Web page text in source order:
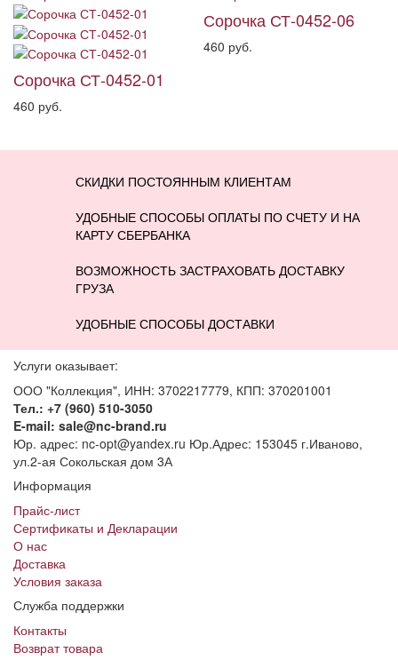
Сорочка СТ-0452-01
460 руб.
Сорочка СТ-0452-06
460 руб.
СКИДКИ ПОСТОЯННЫМ КЛИЕНТАМ
УДОБНЫЕ СПОСОБЫ ОПЛАТЫ ПО СЧЕТУ И НА
КАРТУ СБЕРБАНКА
ВОЗМОЖНОСТЬ ЗАСТРАХОВАТЬ ДОСТАВКУ
ГРУЗА
УДОБНЫЕ СПОСОБЫ ДОСТАВКИ
Услуги оказывает:
ООО "Коллекция", ИНН: 3702217779, КПП: 370201001
Тел.: +7 (960) 510-3050
E-mail: sale@nc-brand.ru
Юр. адрес: nc-opt@yandex.ru Юр.Адрес: 153045 г.Иваново,
ул.2-ая Сокольская дом 3А
Информация
Прайс-лист
Сертификаты и Декларации
О нас
Доставка
Условия заказа
Служба поддержки
Контакты
Возврат товара